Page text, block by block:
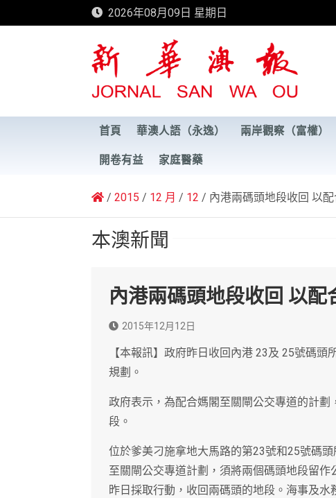
to
2026年08月09日 星期日
新華澳報
首頁 華澳人語（永逸） 兩岸觀察（富權）
開卷有益 家庭醫藥
2015 12 月 12 內港兩碼頭地段收回 以
本澳新聞
內港兩碼頭地段收回 以配
2015年12月12日
【本報訊】政府昨日收回內港 23及 25號碼
規劃。
政府表示，為配合媽閣至關閘公交專道的計
段。
位於爹美刁施拿地大馬路的第23號和25號碼
至關閘公交專道計劃，須將兩個碼頭地段留
昨日採取行動，收回兩碼頭的地段。海事及